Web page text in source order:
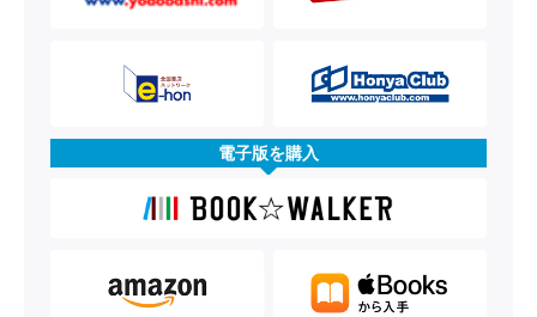
電子版を購入